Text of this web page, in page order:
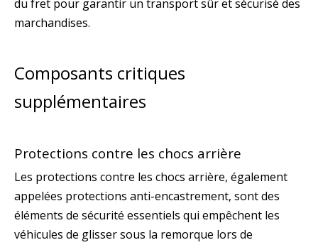
du fret pour garantir un transport sûr et sécurisé des
marchandises.
Composants critiques
supplémentaires
Protections contre les chocs arrière
Les protections contre les chocs arrière, également
appelées protections anti-encastrement, sont des
éléments de sécurité essentiels qui empêchent les
véhicules de glisser sous la remorque lors de